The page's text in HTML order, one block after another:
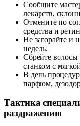
Сообщите
лекарств,
Отмените по
средства и
Не загорайте и
недель.
Сбрейте волосы
станком с
В день
парфюм,
Тактика
раздражению